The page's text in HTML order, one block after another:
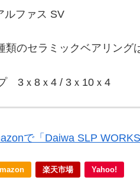
ルファス SV
類のセラミックベアリング
3ｘ8ｘ4 / 3ｘ10ｘ4
で「Daiwa SLP
楽天市場 Yahoo!